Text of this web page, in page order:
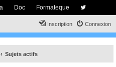
Doc Formateque
Connexion
Inscription
Sujets actifs